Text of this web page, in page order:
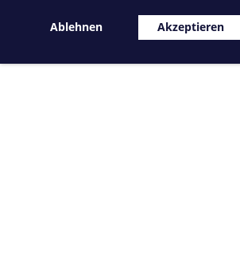
Ablehnen Akzeptieren